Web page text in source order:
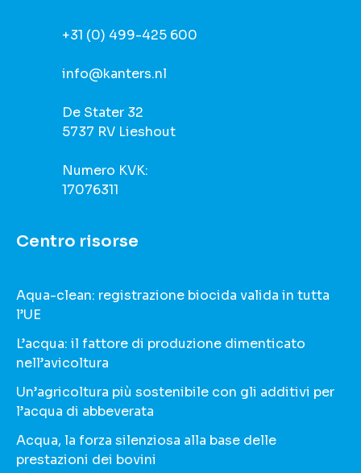
+31 (0) 499-425 600
info@kanters.nl
De Stater 32
5737 RV Lieshout
Numero KVK:
17076311
Centro risorse
Aqua-clean: registrazione biocida valida in tutta
l’UE
L’acqua: il fattore di produzione dimenticato
nell’avicoltura
Un’agricoltura più sostenibile con gli additivi per
l’acqua di abbeverata
Acqua, la forza silenziosa alla base delle
prestazioni dei bovini